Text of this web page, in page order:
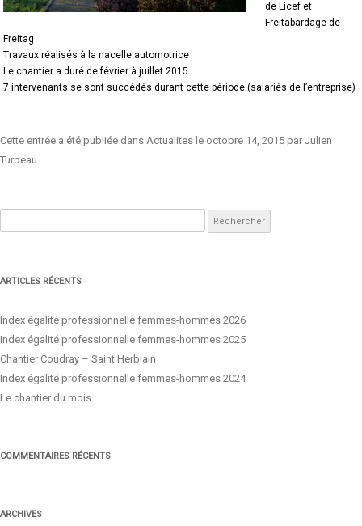
de Licef et
Freitabardage de
Freitag
Travaux réalisés à la nacelle automotrice
Le chantier a duré de février à juillet 2015
7 intervenants se sont succédés durant cette période (salariés de l’entreprise)
Cette entrée a été publiée dans Actualites le octobre 14, 2015 par Julien
Turpeau.
ARTICLES RÉCENTS
Index égalité professionnelle femmes-hommes 2026
Index égalité professionnelle femmes-hommes 2025
Chantier Coudray – Saint Herblain
Index égalité professionnelle femmes-hommes 2024
Le chantier du mois
COMMENTAIRES RÉCENTS
ARCHIVES